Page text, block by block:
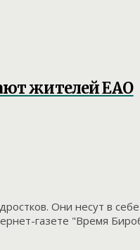
жителей ЕАО
Они несут в
газете "Время